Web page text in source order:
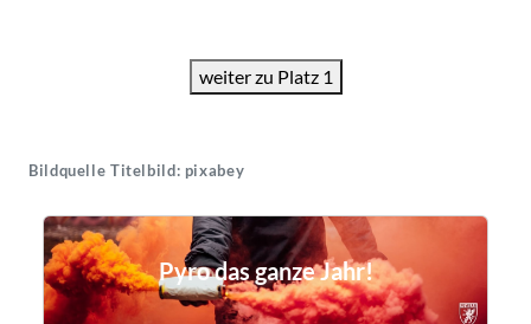
weiter zu Platz 1
Bildquelle Titelbild: pixabey
Pyro das ganze Jahr!